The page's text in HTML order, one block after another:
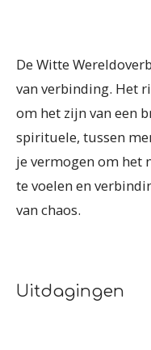
De Witte
van verbinding. Het
om het zijn van een
spirituele, tussen
je vermogen om het
te voelen en
van chaos.
Uitdagingen